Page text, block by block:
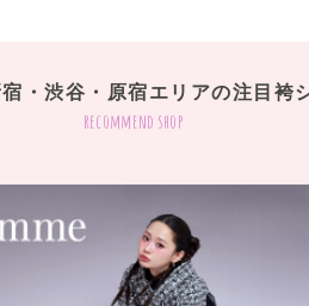
・渋谷・原宿エリアの注目袴
recommend shop